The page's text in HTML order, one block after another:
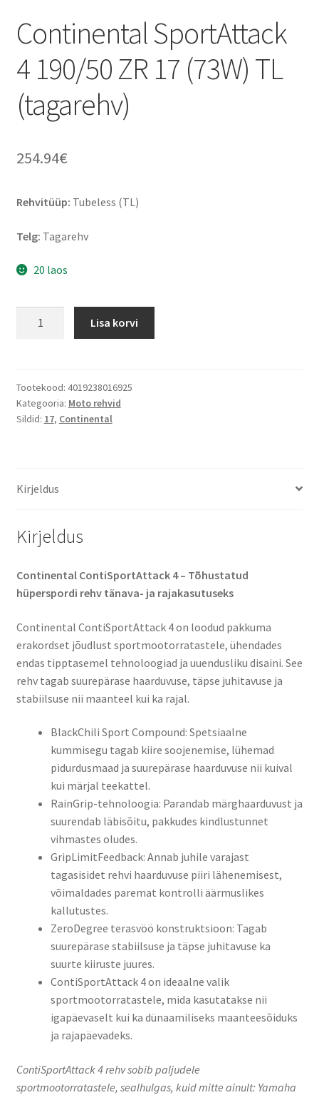
Continental SportAttack
4 190/50 ZR 17 (73W) TL
(tagarehv)
254.94€
Rehvitüüp: Tubeless (TL)
Telg: Tagarehv
20 laos
ZR
17
(73W)
Lisa korvi
Tootekood: 4019238016925
Kategooria: Moto rehvid
Sildid: 17, Continental
Kirjeldus
Kirjeldus
Continental ContiSportAttack 4 – Tõhustatud
hüperspordi rehv tänava- ja rajakasutuseks
Continental ContiSportAttack 4 on loodud pakkuma
erakordset jõudlust sportmootorratastele, ühendades
endas tipptasemel tehnoloogiad ja uuendusliku disaini. See
rehv tagab suurepärase haarduvuse, täpse juhitavuse ja
stabiilsuse nii maanteel kui ka rajal. ​
BlackChili Sport Compound: Spetsiaalne
kummisegu tagab kiire soojenemise, lühemad
pidurdusmaad ja suurepärase haarduvuse nii kuival
kui märjal teekattel.
RainGrip-tehnoloogia: Parandab märghaarduvust ja
suurendab läbisõitu, pakkudes kindlustunnet
vihmastes oludes.
GripLimitFeedback: Annab juhile varajast
tagasisidet rehvi haarduvuse piiri lähenemisest,
võimaldades paremat kontrolli äärmuslikes
kallutustes.
ZeroDegree terasvöö konstruktsioon: Tagab
suurepärase stabiilsuse ja täpse juhitavuse ka
suurte kiiruste juures.
ContiSportAttack 4 on ideaalne valik
sportmootorratastele, mida kasutatakse nii
igapäevaselt kui ka dünaamiliseks maanteesõiduks
ja rajapäevadeks.
ContiSportAttack 4 rehv sobib paljudele
sportmootorratastele, sealhulgas, kuid mitte ainult: Yamaha